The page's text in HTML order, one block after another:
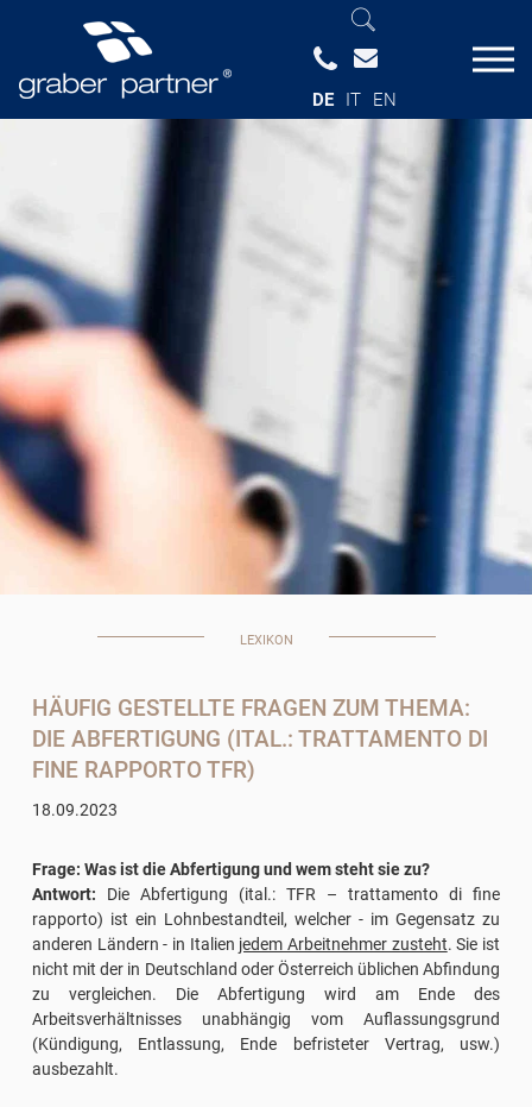
DE IT EN
LEXIKON
HÄUFIG GESTELLTE FRAGEN ZUM THEMA:
DIE ABFERTIGUNG (ITAL.: TRATTAMENTO DI
FINE RAPPORTO TFR)
18.09.2023
Frage: Was ist die Abfertigung und wem steht sie zu?
Antwort: Die Abfertigung (ital.: TFR – trattamento di fine
rapporto) ist ein Lohnbestandteil, welcher - im Gegensatz zu
anderen Ländern - in Italien jedem Arbeitnehmer zusteht. Sie ist
nicht mit der in Deutschland oder Österreich üblichen Abfindung
zu vergleichen. Die Abfertigung wird am Ende des
Arbeitsverhältnisses unabhängig vom Auflassungsgrund
(Kündigung, Entlassung, Ende befristeter Vertrag, usw.)
ausbezahlt.